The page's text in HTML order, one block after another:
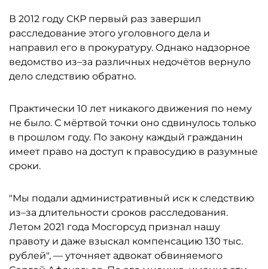
В 2012 году СКР первый раз завершил
расследование этого уголовного дела и
направил его в прокуратуру. Однако надзорное
ведомство из–за различных недочётов вернуло
дело следствию обратно.
Практически 10 лет никакого движения по нему
не было. С мёртвой точки оно сдвинулось только
в прошлом году. По закону каждый гражданин
имеет право на доступ к правосудию в разумные
сроки.
"Мы подали административный иск к следствию
из–за длительности сроков расследования.
Летом 2021 года Мосгорсуд признал нашу
правоту и даже взыскал компенсацию 130 тыс.
рублей", — уточняет адвокат обвиняемого